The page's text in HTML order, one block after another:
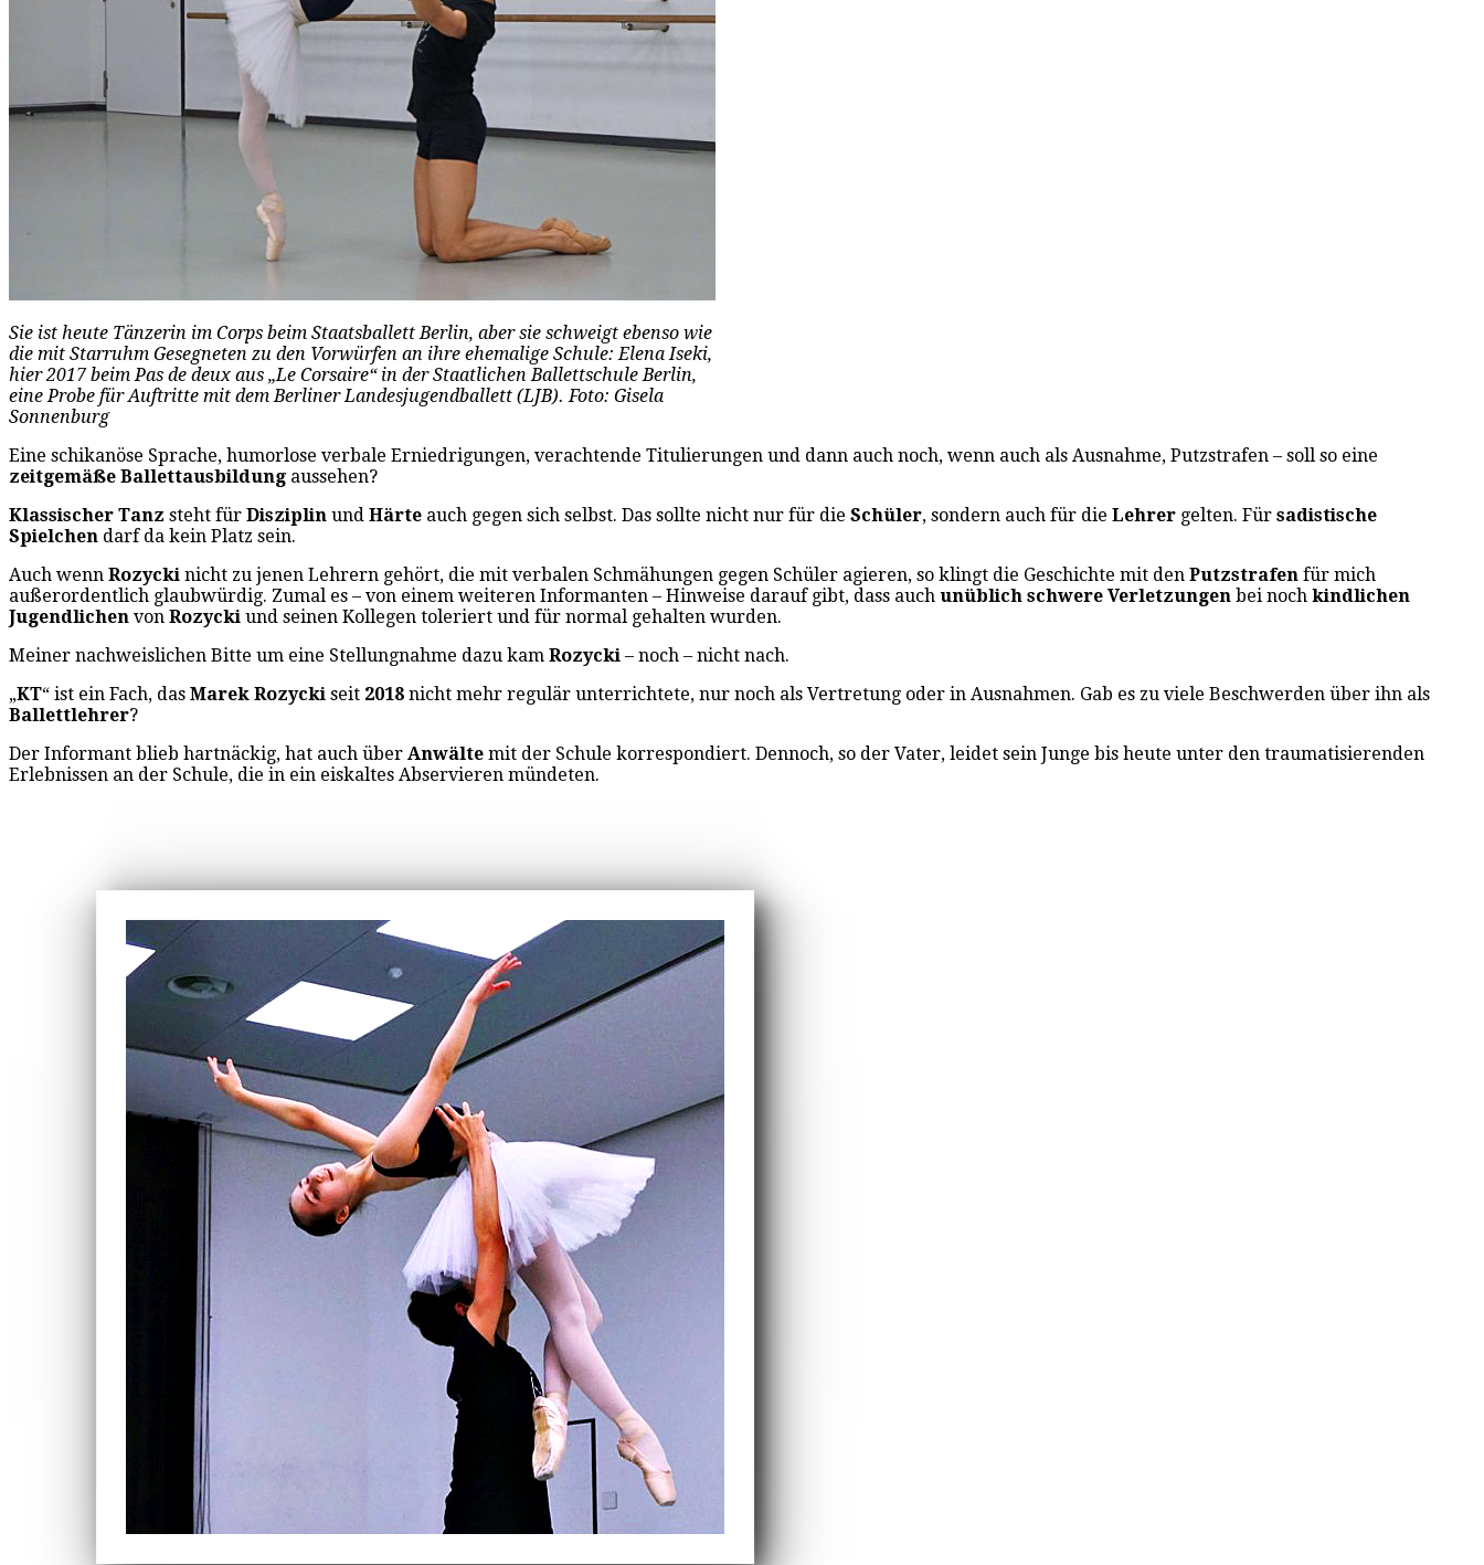
Sie ist heute Tänzerin im Corps beim Staatsballett Berlin, aber sie schweigt ebenso wie
die mit Starruhm Gesegneten zu den Vorwürfen an ihre ehemalige Schule: Elena Iseki,
hier 2017 beim Pas de deux aus „Le Corsaire“ in der Staatlichen Ballettschule Berlin,
eine Probe für Auftritte mit dem Berliner Landesjugendballett (LJB). Foto: Gisela
Sonnenburg
Eine schikanöse Sprache, humorlose verbale Erniedrigungen, verachtende Titulierungen und dann auch noch, wenn auch als Ausnahme, Putzstrafen – soll so eine
zeitgemäße Ballettausbildung aussehen?
Klassischer Tanz steht für Disziplin und Härte auch gegen sich selbst. Das sollte nicht nur für die Schüler, sondern auch für die Lehrer gelten. Für sadistische
Spielchen darf da kein Platz sein.
Auch wenn Rozycki nicht zu jenen Lehrern gehört, die mit verbalen Schmähungen gegen Schüler agieren, so klingt die Geschichte mit den Putzstrafen für mich
außerordentlich glaubwürdig. Zumal es – von einem weiteren Informanten – Hinweise darauf gibt, dass auch unüblich schwere Verletzungen bei noch kindlichen
Jugendlichen von Rozycki und seinen Kollegen toleriert und für normal gehalten wurden.
Meiner nachweislichen Bitte um eine Stellungnahme dazu kam Rozycki – noch – nicht nach.
„KT“ ist ein Fach, das Marek Rozycki seit 2018 nicht mehr regulär unterrichtete, nur noch als Vertretung oder in Ausnahmen. Gab es zu viele Beschwerden über ihn als
Ballettlehrer?
Der Informant blieb hartnäckig, hat auch über Anwälte mit der Schule korrespondiert. Dennoch, so der Vater, leidet sein Junge bis heute unter den traumatisierenden
Erlebnissen an der Schule, die in ein eiskaltes Abservieren mündeten.